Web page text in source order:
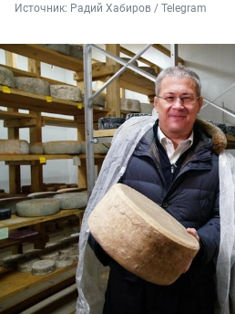
Источник: Радий Хабиров / Telegram